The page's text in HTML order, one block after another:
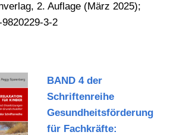
2. Auflage (März 2025);
3-2
BAND 4 der
Schriftenreihe
Gesundheitsförderung
für Fachkräfte: